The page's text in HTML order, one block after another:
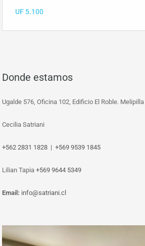
UF 5.100
Donde estamos
Ugalde 576, Oficina 102, Edificio El Roble. Melipilla
Cecilia Satriani
+562 2831 1828 | +569 9539 1845
‎Lilian Tapia +569 9644 5349
Email: info@satriani.cl